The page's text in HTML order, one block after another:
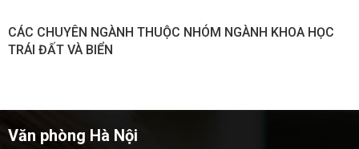
CÁC CHUYÊN NGÀNH THUỘC NHÓM NGÀNH KHOA HỌC
TRÁI ĐẤT VÀ BIỂN
Văn phòng Hà Nội